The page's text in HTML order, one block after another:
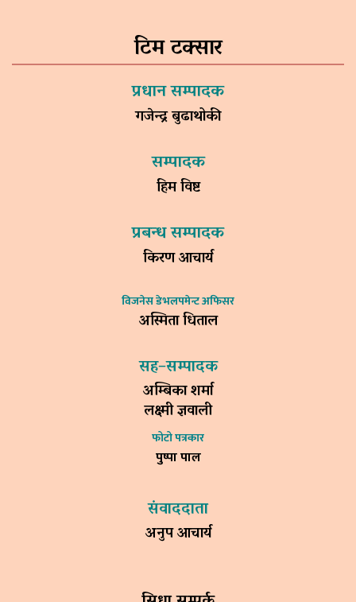
टिम टक्सार
प्रधान सम्पादक
गजेन्द्र बुढाथोकी
सम्पादक
हिम विष्ट
प्रबन्ध सम्पादक
किरण आचार्य
विजनेस डेभलपमेन्ट अफिसर
अस्मिता धिताल
सह–सम्पादक
अम्बिका शर्मा
लक्ष्मी ज्ञवाली
फोटो पत्रकार
पुष्पा पाल
संवाददाता
अनुप आचार्य